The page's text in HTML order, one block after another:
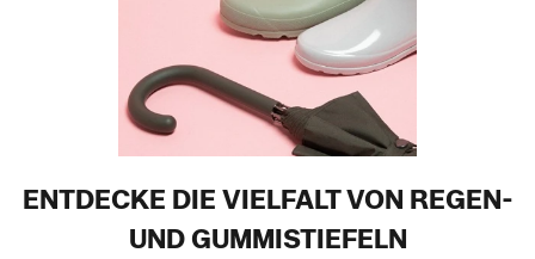
ENTDECKE DIE VIELFALT VON REGEN-
UND GUMMISTIEFELN